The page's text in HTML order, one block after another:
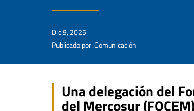
Dic 9, 2025
Publicado por: Comunicación
Una delegación del
del Mercosur